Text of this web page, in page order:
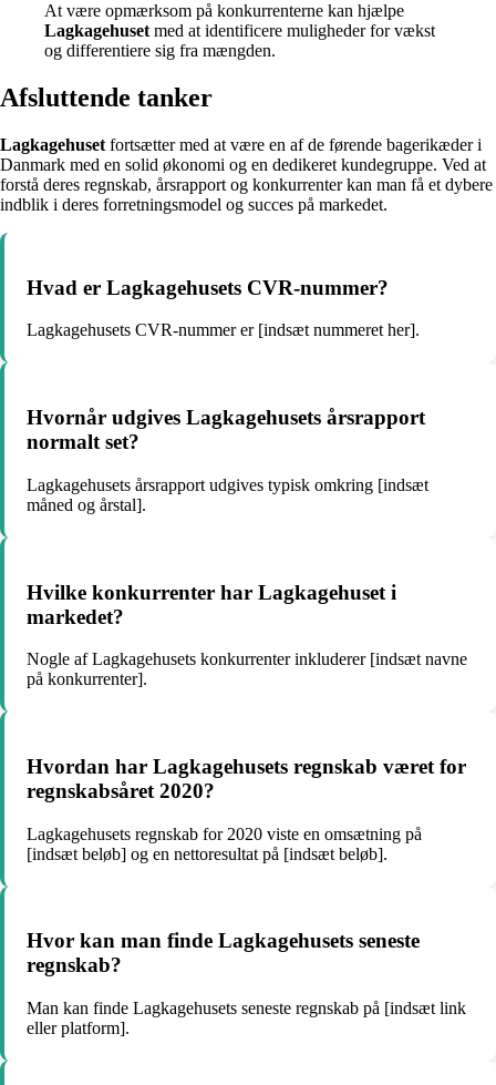
At være opmærksom på konkurrenterne kan hjælpe
Lagkagehuset med at identificere muligheder for vækst
og differentiere sig fra mængden.
Afsluttende tanker
Lagkagehuset fortsætter med at være en af de førende bagerikæder i
Danmark med en solid økonomi og en dedikeret kundegruppe. Ved at
forstå deres regnskab, årsrapport og konkurrenter kan man få et dybere
indblik i deres forretningsmodel og succes på markedet.
Hvad er Lagkagehusets CVR-nummer?
Lagkagehusets CVR-nummer er [indsæt nummeret her].
Hvornår udgives Lagkagehusets årsrapport
normalt set?
Lagkagehusets årsrapport udgives typisk omkring [indsæt
måned og årstal].
Hvilke konkurrenter har Lagkagehuset i
markedet?
Nogle af Lagkagehusets konkurrenter inkluderer [indsæt navne
på konkurrenter].
Hvordan har Lagkagehusets regnskab været for
regnskabsåret 2020?
Lagkagehusets regnskab for 2020 viste en omsætning på
[indsæt beløb] og en nettoresultat på [indsæt beløb].
Hvor kan man finde Lagkagehusets seneste
regnskab?
Man kan finde Lagkagehusets seneste regnskab på [indsæt link
eller platform].